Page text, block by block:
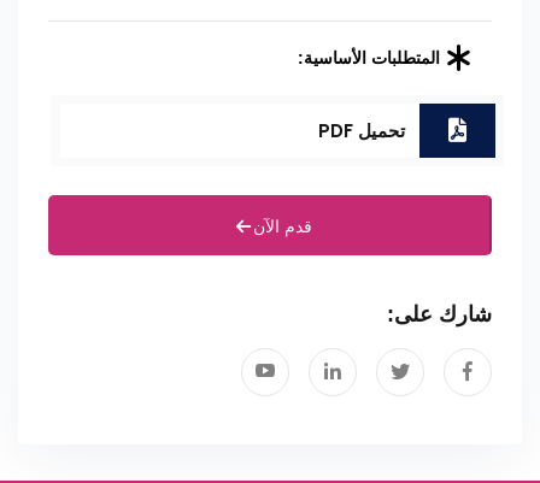
المتطلبات الأساسية:
تحميل PDF
قدم الآن
شارك على: